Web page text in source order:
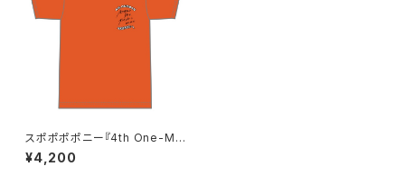
スポポポポニー『4th One-Ma
n LIVE 』Tシャツ オレンジ XX
L〜XXXLサイズ
¥4,200